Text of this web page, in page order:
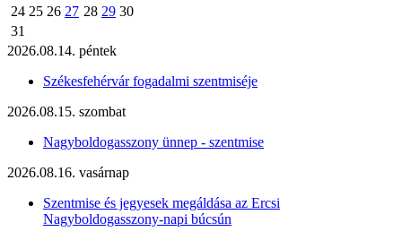
24 25 26 27 28 29 30
31
2026.08.14. péntek
Székesfehérvár fogadalmi szentmiséje
2026.08.15. szombat
Nagyboldogasszony ünnep - szentmise
2026.08.16. vasárnap
Szentmise és jegyesek megáldása az Ercsi
Nagyboldogasszony-napi búcsún